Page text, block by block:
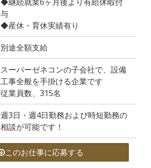
与
◆産休・育休実績有り
別途全額支給
スーパーゼネコンの子会社で、設備
工事全般を手掛ける企業です
従業員数、315名
週3日・週4日勤務および時短勤務の
相談が可能です！
このお仕事に応募する